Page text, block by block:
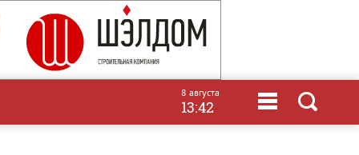
8 августа
13:42